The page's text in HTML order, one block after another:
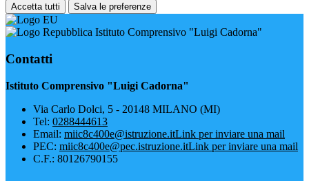
Accetta tutti Salva le preferenze
Istituto Comprensivo "Luigi Cadorna"
Contatti
Istituto Comprensivo "Luigi Cadorna"
Via Carlo Dolci, 5 - 20148 MILANO (MI)
Tel: 0288444613
Email: miic8c400e@istruzione.itLink per inviare una mail
PEC: miic8c400e@pec.istruzione.itLink per inviare una mail
C.F.: 80126790155